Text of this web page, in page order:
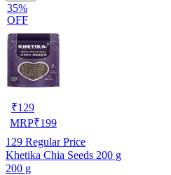
35%
OFF
₹129
MRP₹199
129 Regular Price
Khetika Chia Seeds 200 g
200 g